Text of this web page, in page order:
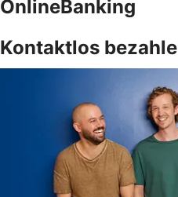
OnlineBanking
Kontaktlos